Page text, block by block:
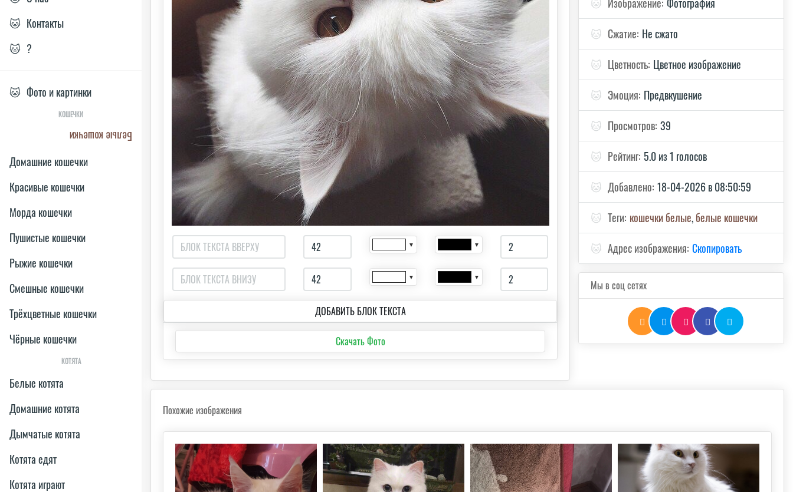
🐱 Контакты
🐱 ?
🐱 Фото и картинки
КОШЕЧКИ
Белые кошечки
Домашние кошечки
Красивые кошечки
Морда кошечки
Пушистые кошечки
Рыжие кошечки
Смешные кошечки
Трёхцветные кошечки
Чёрные кошечки
КОТЯТА
Белые котята
Домашние котята
Дымчатые котята
Котята едят
Котята играют
▼ ▼
▼ ▼
ДОБАВИТЬ БЛОК ТЕКСТА
Скачать Фото
🐱 Сжатие: Не сжато
🐱 Цветность: Цветное изображение
🐱 Эмоция: Предвкушение
🐱 Просмотров: 39
🐱 Рейтинг: 5.0 из 1 голосов
🐱 Добавлено: 18-04-2026 в 08:50:59
🐱 Теги: кошечки белые,белые кошечки
🐱 Адрес изображения: Скопировать
Мы в соц сетях
Похожие изображения